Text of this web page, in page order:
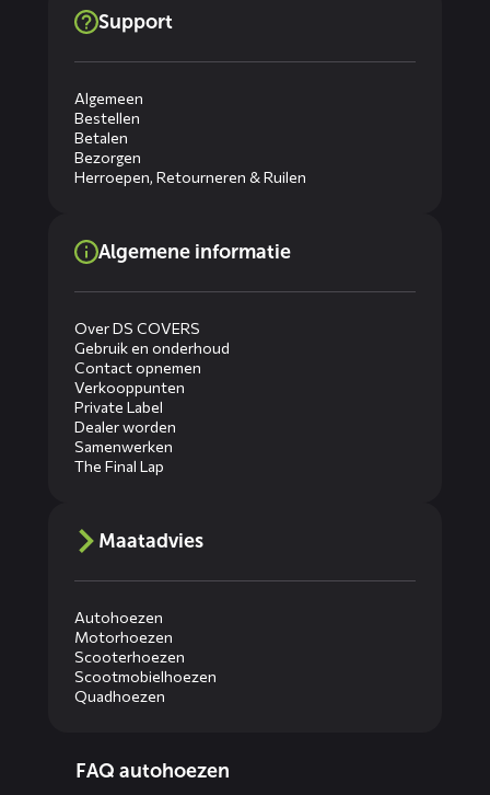
Support
Algemeen
Bestellen
Betalen
Bezorgen
Herroepen, Retourneren & Ruilen
Algemene informatie
Over DS COVERS
Gebruik en onderhoud
Contact opnemen
Verkooppunten
Private Label
Dealer worden
Samenwerken
The Final Lap
Maatadvies
Autohoezen
Motorhoezen
Scooterhoezen
Scootmobielhoezen
Quadhoezen
menusFAQ autohoezen